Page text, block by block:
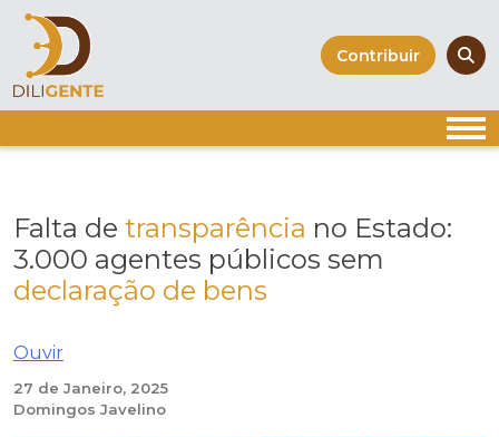
Skip
content
Contribuir
Falta de transparência no Estado:
3.000 agentes públicos sem
declaração de bens
Ouvir
27 de Janeiro, 2025
Domingos Javelino